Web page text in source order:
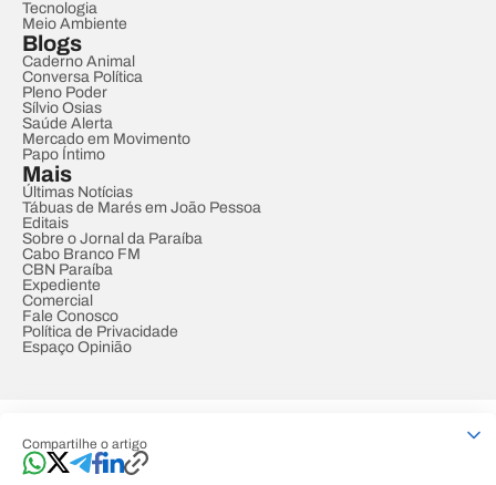
Compartilhe o artigo
Tecnologia
Meio Ambiente
Blogs
Caderno Animal
Conversa Política
Pleno Poder
Sílvio Osias
Saúde Alerta
Mercado em Movimento
Papo Íntimo
Mais
Últimas Notícias
Tábuas de Marés em João Pessoa
Editais
Sobre o Jornal da Paraíba
Cabo Branco FM
CBN Paraíba
Expediente
Comercial
Fale Conosco
Política de Privacidade
Espaço Opinião
Developed by Designed by